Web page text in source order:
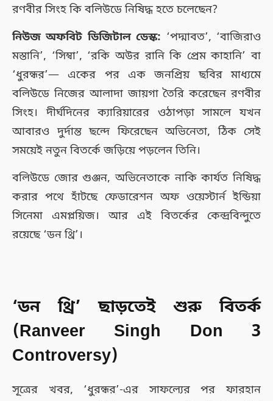
রণবীর সিংহ কি বলিউডে নিষিদ্ধ হতে চলেছেন?
নিউজ অফবিট ডিজিটাল ডেস্ক: ‘পদ্মাবত’, ‘বাজিরাও
মস্তানি’, ‘সিম্বা’, ‘রকি অউর রানি কি প্রেম কাহানি’ বা
‘ধুরন্ধর’— একের পর এক জনপ্রিয় ছবির মাধ্যমে
বলিউডে নিজের আলাদা জায়গা তৈরি করেছেন রণবীর
সিংহ। দীর্ঘদিনের ক্যারিয়ারের ওঠাপড়া সামলে যখন
আবারও দুর্দান্ত ছন্দে ফিরেছেন অভিনেতা, ঠিক সেই
সময়েই নতুন বিতর্কে জড়িয়ে পড়লেন তিনি।
বলিউডে জোর গুঞ্জন, অভিনেতাকে নাকি কার্যত নিষিদ্ধ
করার পথে হাঁটছে ফেডারেশন অফ ওয়েস্টার্ন ইন্ডিয়া
সিনেমা এমপ্লয়িজ। আর এই বিতর্কের কেন্দ্রবিন্দুতে
রয়েছে ‘ডন থ্রি’।
‘ডন থ্রি’ ছাড়তেই শুরু বিতর্ক
(Ranveer Singh Don 3
Controversy)
সূত্রের খবর, ‘ধুরন্ধর’-এর সাফল্যের পর ফারহান